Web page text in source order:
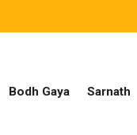
Bodh Gaya Sarnath